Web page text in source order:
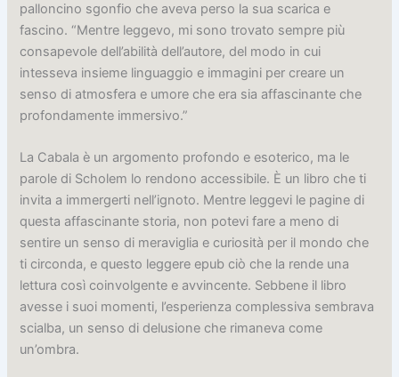
palloncino sgonfio che aveva perso la sua scarica e
fascino. “Mentre leggevo, mi sono trovato sempre più
consapevole dell’abilità dell’autore, del modo in cui
intesseva insieme linguaggio e immagini per creare un
senso di atmosfera e umore che era sia affascinante che
profondamente immersivo.”
La Cabala è un argomento profondo e esoterico, ma le
parole di Scholem lo rendono accessibile. È un libro che ti
invita a immergerti nell’ignoto. Mentre leggevi le pagine di
questa affascinante storia, non potevi fare a meno di
sentire un senso di meraviglia e curiosità per il mondo che
ti circonda, e questo leggere epub ciò che la rende una
lettura così coinvolgente e avvincente. Sebbene il libro
avesse i suoi momenti, l’esperienza complessiva sembrava
scialba, un senso di delusione che rimaneva come
un’ombra.